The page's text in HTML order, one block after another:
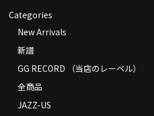
コンディション
Privacy Policy
特定商取引法に基づく表示
Contact
Categories
New Arrivals
新譜
GG RECORD （当店のレーベル）
全商品
JAZZ-US